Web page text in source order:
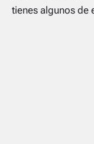
tienes algunos de